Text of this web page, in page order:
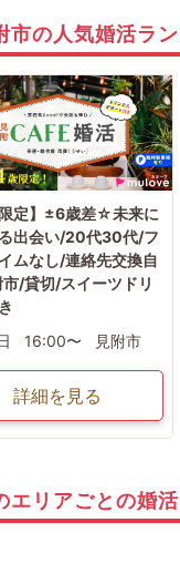
市の人気婚活ラ
限定】±6歳差☆未来に
出会い/20代30代/フ
ムなし/連絡先交換自
/貸切/スイーツドリ
16:00〜 見附市
詳細を見る
エリアごとの婚